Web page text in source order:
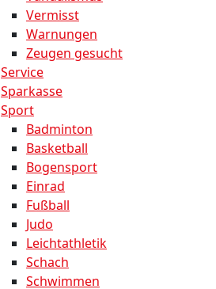
Vermisst
Warnungen
Zeugen gesucht
Service
Sparkasse
Sport
Badminton
Basketball
Bogensport
Einrad
Fußball
Judo
Leichtathletik
Schach
Schwimmen